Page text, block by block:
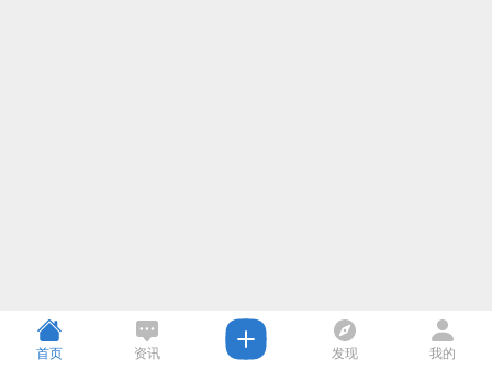
首页 资讯 发现 我的